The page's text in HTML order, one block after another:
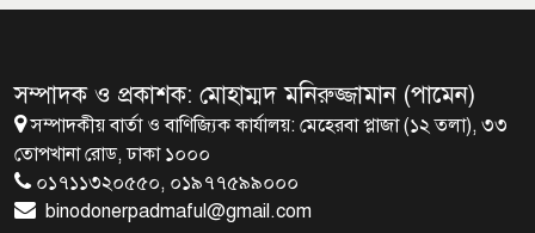
মালয়েশিয়ায় মারামারি করে তিন
সম্পাদক ও প্রকাশক: মোহাম্মদ মনিরুজ্জামান (পামেন)
সম্পাদকীয় বার্তা ও বাণিজ্যিক কার্যালয়: মেহেরবা প্লাজা (১২ তলা), ৩৩
তোপখানা রোড, ঢাকা ১০০০
০১৭১১৩২০৫৫০, ০১৯৭৭৫৯৯০০০
binodonerpadmaful@gmail.com